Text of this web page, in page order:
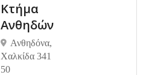
Κτήμα
Ανθηδών
Ανθηδόνα,
Χαλκίδα 341
50